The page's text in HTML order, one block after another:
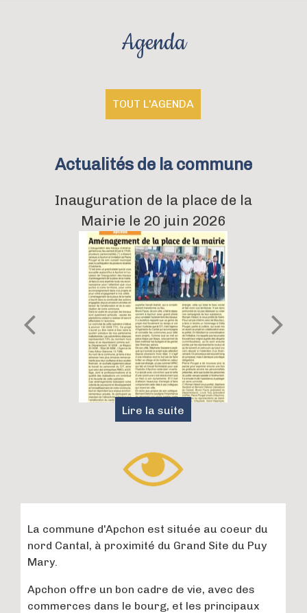
Agenda
TOUT L'AGENDA
Actualités de la commune
Inauguration de la place de la
Mairie le 20 juin 2026
La commune d'Apchon est située au coeur du
nord Cantal, à proximité du Grand Site du Puy
Mary.
Apchon offre un bon cadre de vie, avec des
commerces dans le bourg, et les principaux